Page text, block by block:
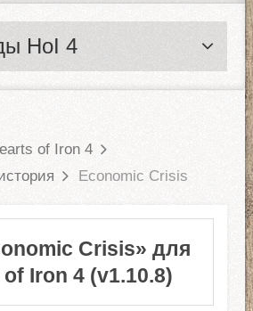
HoI 4
of Iron 4
Economic Crisis
Crisis» для
Iron 4 (v1.10.8)